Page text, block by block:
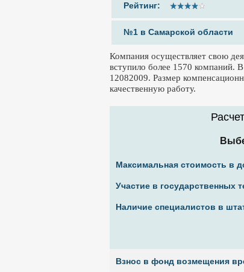
Рейтинг:
№1 в Самарской области
Компания осуществляет свою
вступило более 1570 компаний.
12082009. Размер
качественную работу.
Максимальная стоимость в
Участие в государственных
Наличие специалистов в
Взнос в фонд возмещения